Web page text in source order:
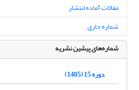
مقالات آماده انتشار
شماره جاری
شماره‌های پیشین نشریه
دوره 15 (1405)